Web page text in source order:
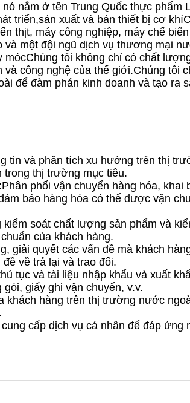
nằm ở tên Trung Quốc thực phẩm
triển,sản xuất và bán thiết bị cơ
thịt, máy công nghiệp, máy chế
và một đội ngũ dịch vụ thương mại
tôi không chỉ có chất
công nghệ của thế giới.Chúng tôi
để đàm phán kinh doanh và tạo ra
tin và phân tích xu hướng trên thị
trong thị trường mục tiêu.
Phân phối vận chuyển hàng hóa, khai
bảo hàng hóa có thể được vận
kiểm soát chất lượng sản phẩm và
của khách hàng.
giải quyết các vấn đề mà khách
về trả lại và trao đổi.
tục và tài liệu nhập khẩu và xuất
giấy ghi vận chuyển, v.v.
khách hàng trên thị trường nước
cấp dịch vụ cá nhân để đáp ứng